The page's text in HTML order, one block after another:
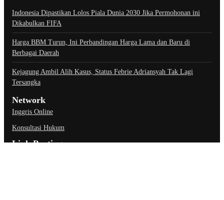
Indonesia Dipastikan Lolos Piala Dunia 2030 Jika Permohonan ini
Dikabulkan FIFA
Harga BBM Turun, Ini Perbandingan Harga Lama dan Baru di
Berbagai Daerah
Kejagung Ambil Alih Kasus, Status Febrie Adriansyah Tak Lagi
Tersangka
Network
Inggris Online
Konsultasi Hukum
Link Penting